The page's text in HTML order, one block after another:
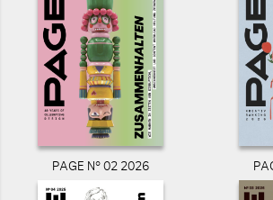
PAGE N° 02 2026